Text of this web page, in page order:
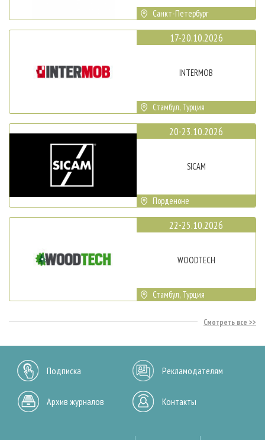
Санкт-Петербург
17-20.10.2026
INTERMOB
Стамбул, Турция
20-23.10.2026
SICAM
Порденоне
22-25.10.2026
WOODTECH
Стамбул, Турция
Смотреть все
Подписка Рекламодателям
Архив журналов Контакты